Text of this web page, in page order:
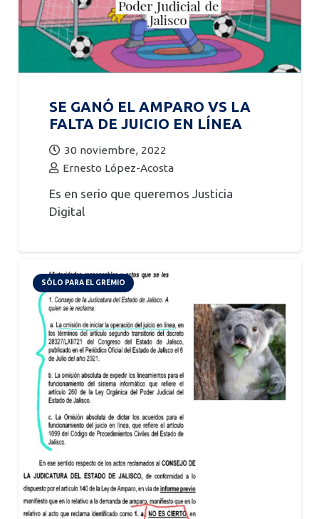
SE GANÓ EL AMPARO VS LA
FALTA DE JUICIO EN LÍNEA
30 noviembre, 2022
Ernesto López-Acosta
Es en serio que queremos Justicia
Digital
SÓLO PARA EL GREMIO